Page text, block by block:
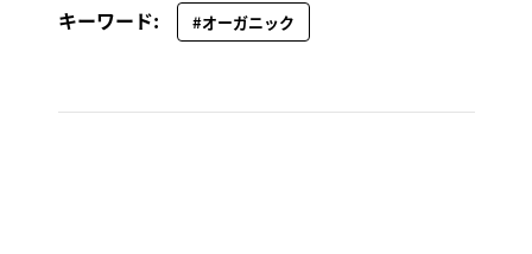
キーワード: #オーガニック